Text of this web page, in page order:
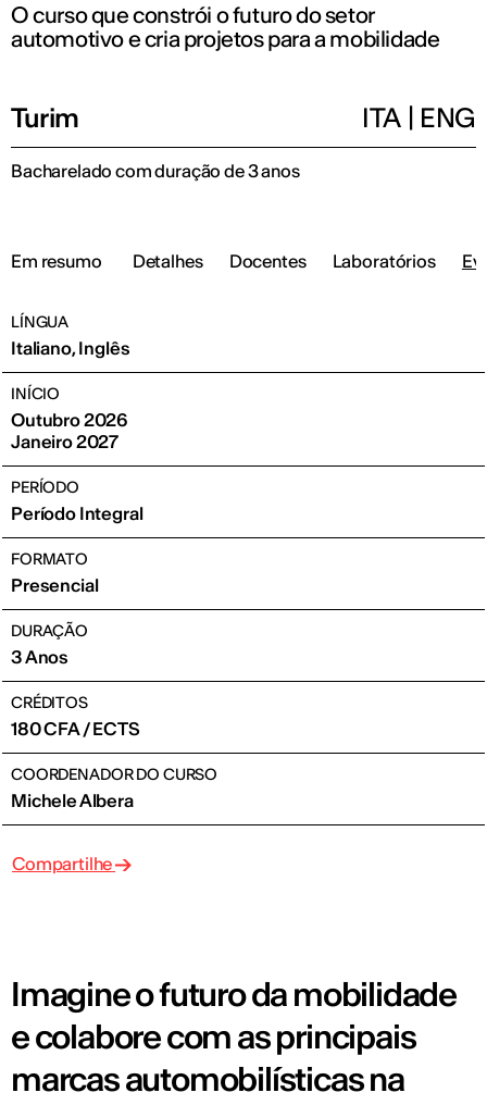
O curso que constrói o futuro do setor
automotivo e cria projetos para a mobilidade
Turim ITA | ENG
Bacharelado com duração de 3 anos
Em resumo Detalhes Docentes Laboratórios
LÍNGUA
Italiano, Inglês
INÍCIO
Outubro 2026
Janeiro 2027
PERÍODO
Período Integral
FORMATO
Presencial
DURAÇÃO
3 Anos
CRÉDITOS
180 CFA / ECTS
COORDENADOR DO CURSO
Michele Albera
Compartilhe
Imagine o futuro da mobilidade
e colabore com as principais
marcas automobilísticas na